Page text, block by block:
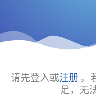
请先登入或注册。
足，无